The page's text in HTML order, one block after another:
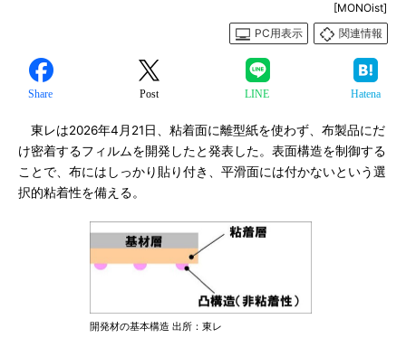
[MONOist]
PC用表示
関連情報
Share Post LINE Hatena
東レは2026年4月21日、粘着面に離型紙を使わず、布製品にだ
け密着するフィルムを開発したと発表した。表面構造を制御する
ことで、布にはしっかり貼り付き、平滑面には付かないという選
択的粘着性を備える。
開発材の基本構造 出所：東レ